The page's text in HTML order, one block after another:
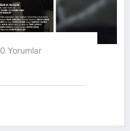
0 Yorumlar